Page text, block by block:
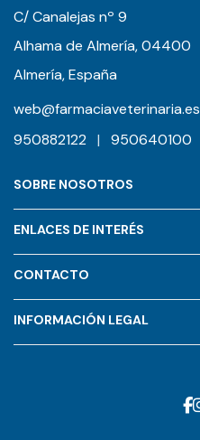
C/ Canalejas nº 9
Alhama de Almería, 04400
Almería, España
web@farmaciaveterinaria.es
950882122
| 950640100
SOBRE NOSOTROS
ENLACES DE INTERÉS
CONTACTO
INFORMACIÓN LEGAL